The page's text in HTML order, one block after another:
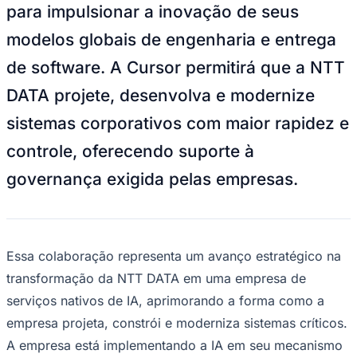
Ceará
para impulsionar a inovação de seus
modelos globais de engenharia e entrega
de software. A Cursor permitirá que a NTT
DATA projete, desenvolva e modernize
sistemas corporativos com maior rapidez e
controle, oferecendo suporte à
governança exigida pelas empresas.
Essa colaboração representa um avanço estratégico na
transformação da NTT DATA em uma empresa de
serviços nativos de IA, aprimorando a forma como a
empresa projeta, constrói e moderniza sistemas críticos.
A empresa está implementando a IA em seu mecanismo